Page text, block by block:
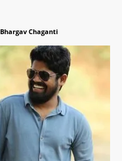
Bhargav Chaganti